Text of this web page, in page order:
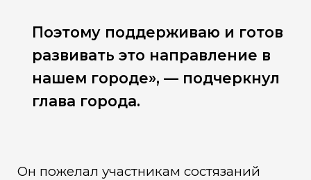
Поэтому поддерживаю и готов
развивать это направление в
нашем городе», — подчеркнул
глава города.
Он пожелал участникам состязаний